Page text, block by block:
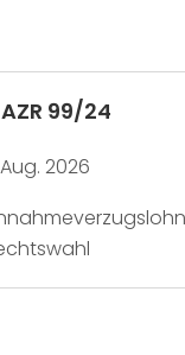
99/24
2026